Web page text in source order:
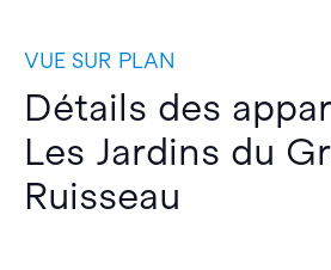
VUE SUR PLAN
Détails des
Les Jardins du
Ruisseau